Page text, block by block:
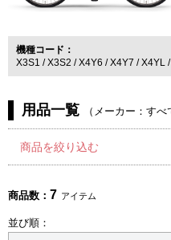
機種コード
X3S1
X3S2 X4Y6 X4Y7 X4YL
用品一覧 （ メーカー：すべ
商品を絞り込む
商品数： 7 アイテム
並び順：